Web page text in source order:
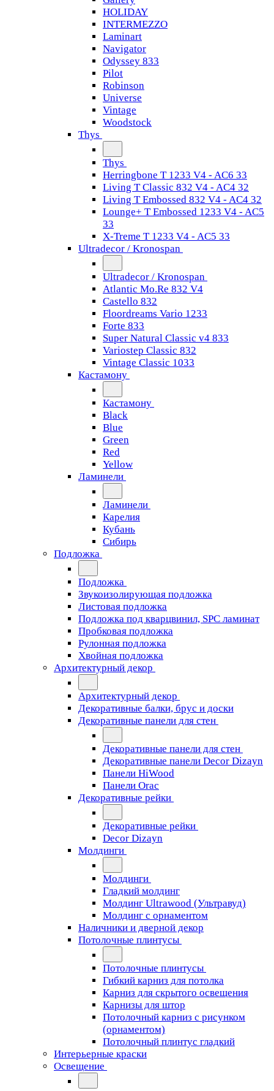
HOLIDAY
INTERMEZZO
Laminart
Navigator
Odyssey 833
Pilot
Robinson
Universe
Vintage
Woodstock
Thys
Thys
Herringbone T 1233 V4 - AC6 33
Living T Classic 832 V4 - AC4 32
Living T Embossed 832 V4 - AC4 32
Lounge+ T Embossed 1233 V4 - AC5
33
X-Treme T 1233 V4 - AC5 33
Ultradecor / Kronospan
Ultradecor / Kronospan
Atlantic Mo.Re 832 V4
Castello 832
Floordreams Vario 1233
Forte 833
Super Natural Classic v4 833
Variostep Classic 832
Vintage Classic 1033
Кастамону
Кастамону
Black
Blue
Green
Red
Yellow
Ламинели
Ламинели
Карелия
Кубань
Сибирь
Подложка
Подложка
Звукоизолирующая подложка
Листовая подложка
Подложка под кварцвинил, SPC ламинат
Пробковая подложка
Рулонная подложка
Хвойная подложка
Архитектурный декор
Архитектурный декор
Декоративные балки, брус и доски
Декоративные панели для стен
Декоративные панели для стен
Декоративные панели Decor Dizayn
Панели HiWood
Панели Orac
Декоративные рейки
Декоративные рейки
Decor Dizayn
Молдинги
Молдинги
Гладкий молдинг
Молдинг Ultrawood (Ультравуд)
Молдинг с орнаментом
Наличники и дверной декор
Потолочные плинтусы
Потолочные плинтусы
Гибкий карниз для потолка
Карниз для скрытого освещения
Карнизы для штор
Потолочный карниз с рисунком
(орнаментом)
Потолочный плинтус гладкий
Интерьерные краски
Освещение